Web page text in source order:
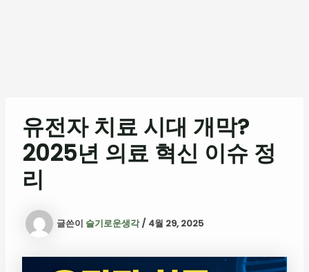
유전자 치료 시대 개막?
2025년 의료 혁신 이슈 정
리
글쓴이 슬기로운생각/ 4월 29, 2025